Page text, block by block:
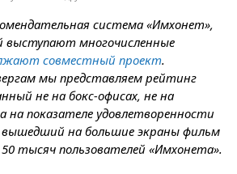
система «Имхонет»,
выступают многочисленные
совместный проект.
мы представляем рейтинг
не на бокс-офисах, не на
показателе удовлетворенности
на большие экраны фильм
тысяч пользователей «Имхонета».